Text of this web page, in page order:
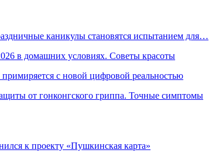
каникулы становятся испытанием для…
в домашних условиях. Советы красоты
с новой цифровой реальностью
от гонконгского гриппа. Точные симптомы
к проекту «Пушкинская карта»